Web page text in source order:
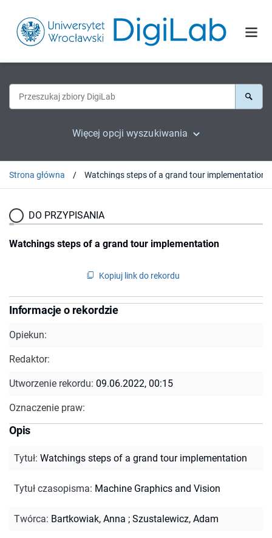
Więcej opcji wyszukiwania
Strona główna Watchings steps of a grand tour implementation
DO PRZYPISANIA
Watchings steps of a grand tour implementation
Kopiuj link do rekordu
Informacje o rekordzie
Opiekun:
Redaktor:
Utworzenie rekordu: 09.06.2022, 00:15
Oznaczenie praw:
Opis
Tytuł: Watchings steps of a grand tour implementation
Tytuł czasopisma: Machine Graphics and Vision
Twórca: Bartkowiak, Anna ; Szustalewicz, Adam